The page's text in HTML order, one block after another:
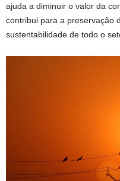
ajuda a diminuir o valor da
contribui para a preservação
sustentabilidade de todo o